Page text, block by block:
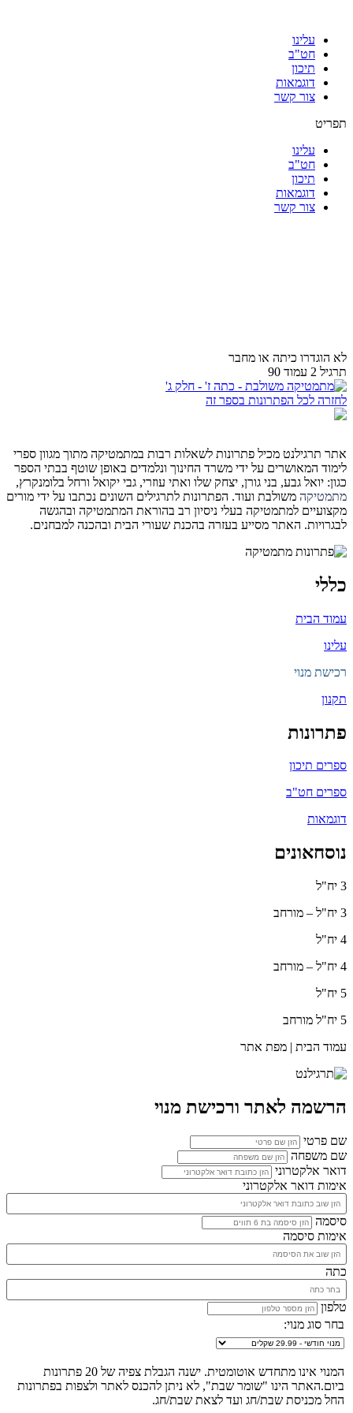
עלינו
חט"ב
תיכון
דוגמאות
צור קשר
תפריט
עלינו
חט"ב
תיכון
דוגמאות
צור קשר
לא הוגדרו כיתה או מחבר
תרגיל 2 עמוד 90
לחזרה לכל הפתרונות בספר זה
אתר תרגילנט מכיל פתרונות לשאלות רבות במתמטיקה מתוך מגוון ספרי
לימוד המאושרים על ידי משרד החינוך ונלמדים באופן שוטף בבתי הספר
כגון: יואל גבע, בני גורן, יצחק שלו ואתי עוזרי, גבי יקואל ורחל בלומנקרץ,
מתמטיקה משולבת ועוד. הפתרונות לתרגילים השונים נכתבו על ידי מורים
מקצועיים למתמטיקה בעלי ניסיון רב בהוראת המתמטיקה ובהגשה
לבגרויות. האתר מסייע בעזרה בהכנת שעורי הבית ובהכנה למבחנים.
כללי
עמוד הבית
עלינו
רכישת מנוי
תקנון
פתרונות
ספרים תיכון
ספרים חט"ב
דוגמאות
נוסחאונים
3 יח"ל
3 יח"ל – מורחב
4 יח"ל
4 יח"ל – מורחב
5 יח"ל
5 יח"ל מורחב
עמוד הבית | מפת אתר
הרשמה לאתר ורכישת מנוי
שם פרטי
שם משפחה
דואר אלקטרוני
אימות דואר אלקטרוני
סיסמה
אימות סיסמה
כתה
טלפון
בחר סוג מנוי:
המנוי אינו מתחדש אוטומטית. ישנה הגבלת צפיה של 20 פתרונות
ביום.האתר הינו "שומר שבת", לא ניתן להכנס לאתר ולצפות בפתרונות
החל מכניסת שבת/חג ועד לצאת שבת/חג.